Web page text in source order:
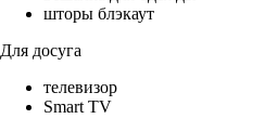
шторы блэкаут
Для досуга
телевизор
Smart TV